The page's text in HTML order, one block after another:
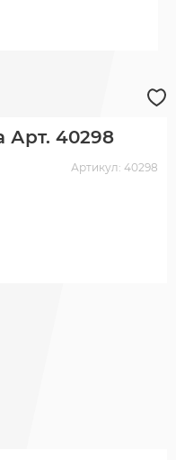
Арт. 40298
Артикул: 40298